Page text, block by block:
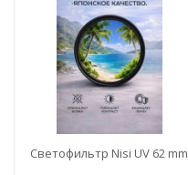
Светофильтр Nisi UV 62 mm